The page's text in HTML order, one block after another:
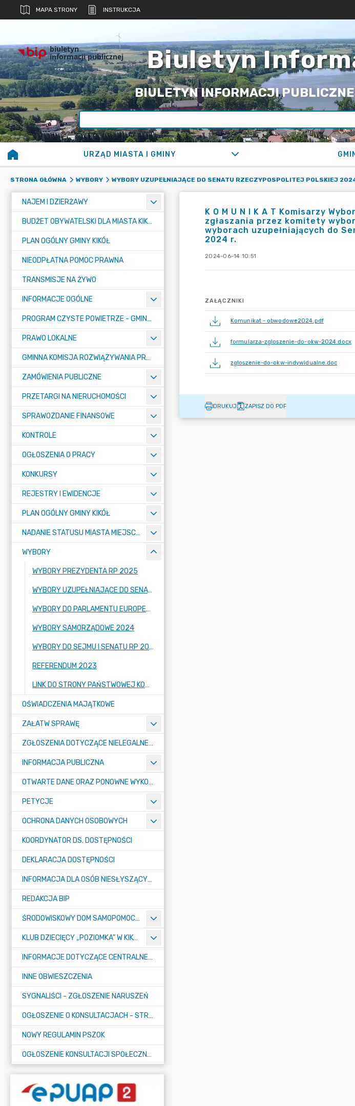
MAPA STRONY INSTRUKCJA
biuletyn
informacji publicznej Biuletyn
BIULETYN INFORMACJI
URZĄD MIASTA I GMINY
STRONA GŁÓWNA WYBORY WYBORY UZUPEŁNIAJĄCE DO SENATU RZECZYPOSPOLITEJ POLSKIEJ
NAJEM I DZIERŻAWY
BUDŻET OBYWATELSKI DLA MIASTA KIKÓŁ
PLAN OGÓLNY GMINY KIKÓŁ
NIEODPŁATNA POMOC PRAWNA
TRANSMISJE NA ŻYWO
INFORMACJE OGÓLNE
PROGRAM CZYSTE POWIETRZE - GMINA KIKÓŁ
PRAWO LOKALNE
GMINNA KOMISJA ROZWIĄZYWANIA PROBLEMÓW ALKOHOLOWYCH
ZAMÓWIENIA PUBLICZNE
PRZETARGI NA NIERUCHOMOŚCI
SPRAWOZDANIE FINANSOWE
KONTROLE
OGŁOSZENIA O PRACY
KONKURSY
REJESTRY I EWIDENCJE
PLAN OGÓLNY GMINY KIKÓŁ
NADANIE STATUSU MIASTA MIEJSCOWOŚCI KIKÓŁ
WYBORY
WYBORY PREZYDENTA RP 2025
WYBORY UZUPEŁNIAJĄCE DO SENATU RZECZYPOSPOLITEJ POLSKIEJ 2024
WYBORY DO PARLAMENTU EUROPEJSKIEGO 2024
WYBORY SAMORZĄDOWE 2024
WYBORY DO SEJMU I SENATU RP 2023
REFERENDUM 2023
LINK DO STRONY PAŃSTWOWEJ KOMISJI WYBORCZEJ
OŚWIADCZENIA MAJĄTKOWE
ZAŁATW SPRAWĘ
ZGŁOSZENIA DOTYCZĄCE NIELEGALNEGO SPALANIA ODPADÓW
INFORMACJA PUBLICZNA
OTWARTE DANE ORAZ PONOWNE WYKORZYSTANIE INFORMACJI SEKTORA PUBLICZNEGO
PETYCJE
OCHRONA DANYCH OSOBOWYCH
KOORDYNATOR DS. DOSTĘPNOŚCI
DEKLARACJA DOSTĘPNOŚCI
INFORMACJA DLA OSÓB NIESŁYSZĄCYCH
REDAKCJA BIP
ŚRODOWISKOWY DOM SAMOPOMOCY "KONICZYNKA" W SUMINIE
KLUB DZIECIĘCY „POZIOMKA” W KIKOLE
INFORMACJE DOTYCZĄCE CENTRALNEGO PORTU KOMUNIKACYJNEGO
INNE OBWIESZCZENIA
SYGNALIŚCI - ZGŁOSZENIE NARUSZEŃ
OGŁOSZENIE O KONSULTACJACH - STRATEGIA
NOWY REGULAMIN PSZOK
OGŁOSZENIE KONSULTACJI SPOŁECZNYCH
K O M U N I K A T Komisarzy
zgłaszania przez komitety
wyborach uzupełniających do
2024 r.
2024-06-14 10:51
ZAŁĄCZNIKI
Komunikat - obwodowe2024.pdf
formularza-zgloszenie-do-okw-2024.docx
zgloszenie-do-okw-indywidualne.doc
DRUKUJ ZAPISZ DO PDF